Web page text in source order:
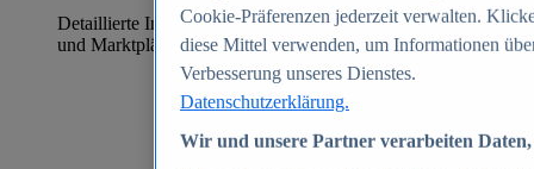
Detaillierte Informationen zu mehr als 39.000 Online-Shops
und Marktplätzen
Cookie-Präferenzen jederzeit verwalten.
diese Mittel verwenden, um Informationen
Verbesserung unseres Dienstes.
Datenschutzerklärung.
Wir und unsere Partner verarbeiten